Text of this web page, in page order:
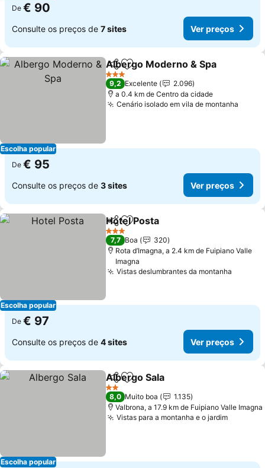
De € 90
Consulte os preços de 7 sites Ver preços
Escolha popular
PartilharAdicionar aos favoritos
Albergo Moderno & Spa
3 Estrelas
9,2 Excelente
2.096
a 0.4 km de Centro da cidade
Cenário isolado em vila de montanha
De € 95
Consulte os preços de 3 sites Ver preços
Escolha popular
PartilharAdicionar aos favoritos
Hotel Posta
3 Estrelas
7,7 Boa
320
Rota d’Imagna, a 2.4 km de Fuipiano Valle
Imagna
Vistas deslumbrantes da montanha
De € 97
Consulte os preços de 4 sites Ver preços
Escolha popular
PartilharAdicionar aos favoritos
Albergo Sala
2 Estrelas
8,0 Muito boa
1.135
Valbrona, a 17.9 km de Fuipiano Valle Imagna
Vistas para a montanha e o jardim